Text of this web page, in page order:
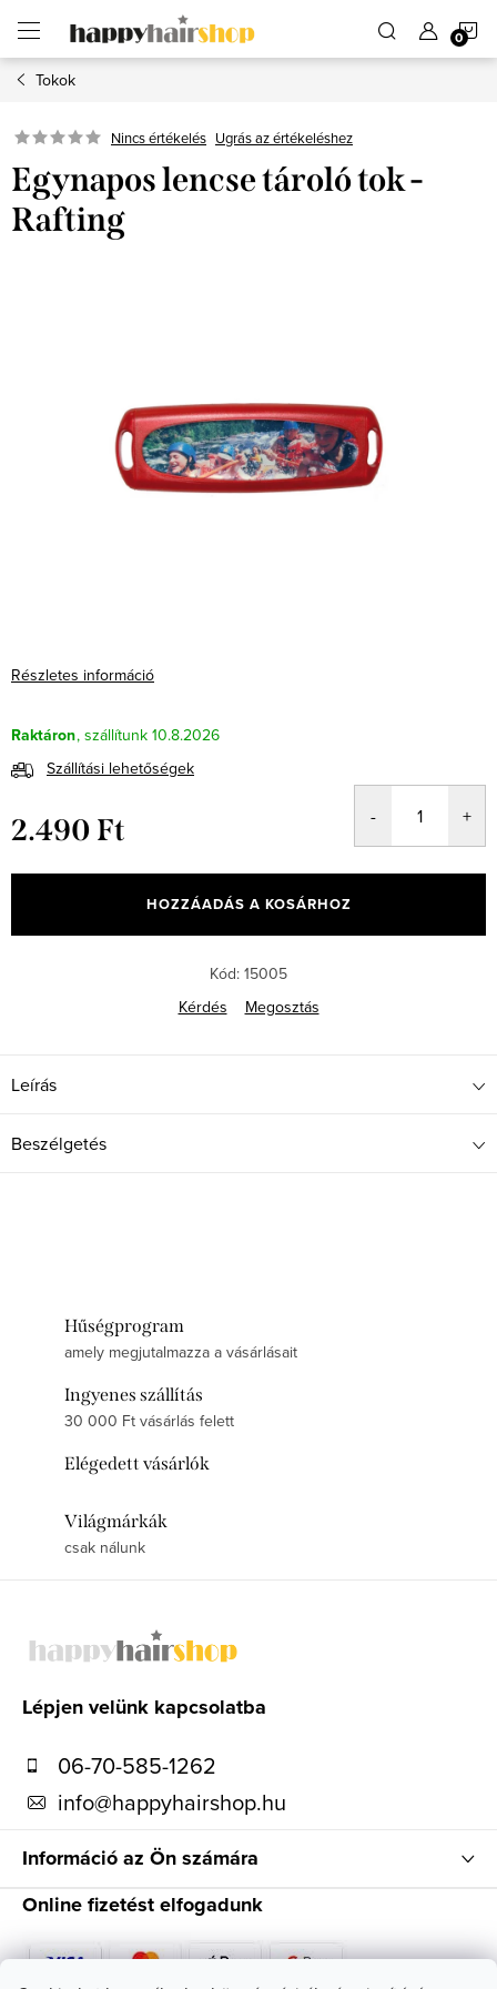
fő
tartalomhoz
Tokok
Nincs értékelés Ugrás az értékeléshez
Egynapos lencse tároló tok -
Rafting
Részletes információ
Raktáron
10.8.2026
Szállítási lehetőségek
2.490 Ft
HOZZÁADÁS A KOSÁRHOZ
Kód: 15005
Kérdés
Megosztás
Leírás
Beszélgetés
Hűségprogram
amely megjutalmazza a vásárlásait
Ingyenes szállítás
30 000 Ft vásárlás felett
Elégedett vásárlók
Világmárkák
csak nálunk
Lépjen velünk kapcsolatba
06-70-585-1262
info@happyhairshop.hu
Információ az Ön számára
Online fizetést elfogadunk